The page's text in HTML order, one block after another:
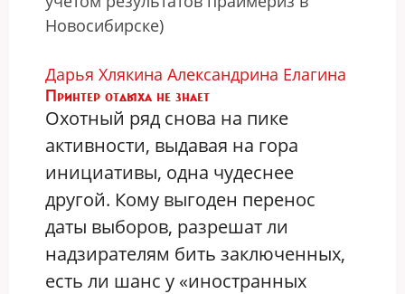
Новосибирске)
Дарья Хлякина Александрина Елагина
Принтер отдыха не знает
Охотный ряд снова на пике
активности, выдавая на гора
инициативы, одна чудеснее
другой. Кому выгоден перенос
даты выборов, разрешат ли
надзирателям бить заключенных,
есть ли шанс у «иностранных